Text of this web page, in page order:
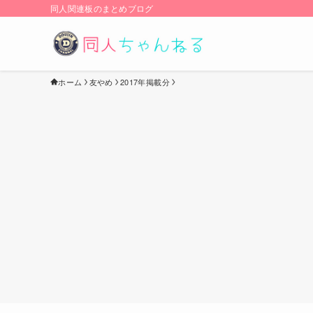
同人関連板のまとめブログ
ホーム 友やめ 2017年掲載分